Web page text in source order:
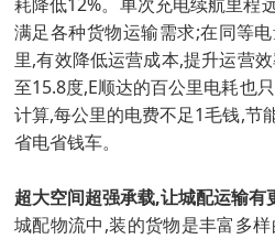
满足各种货物运输需求;在同等
里,有效降低运营成本,提升运营
至15.8度,E顺达的百公里电耗也
计算,每公里的电费不足1毛钱,节
省电省钱车。
超大空间超强承载,让城配运输有
城配物流中,装的货物是丰富多